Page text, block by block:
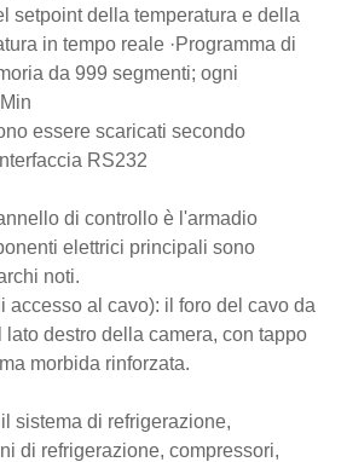
setpoint della temperatura e della
in tempo reale ·Programma di
da 999 segmenti; ogni
essere scaricati secondo
RS232
di controllo è l'armadio
elettrici principali sono
noti.
accesso al cavo): il foro del cavo da
lato destro della camera, con tappo
morbida rinforzata.
sistema di refrigerazione,
di refrigerazione, compressori,